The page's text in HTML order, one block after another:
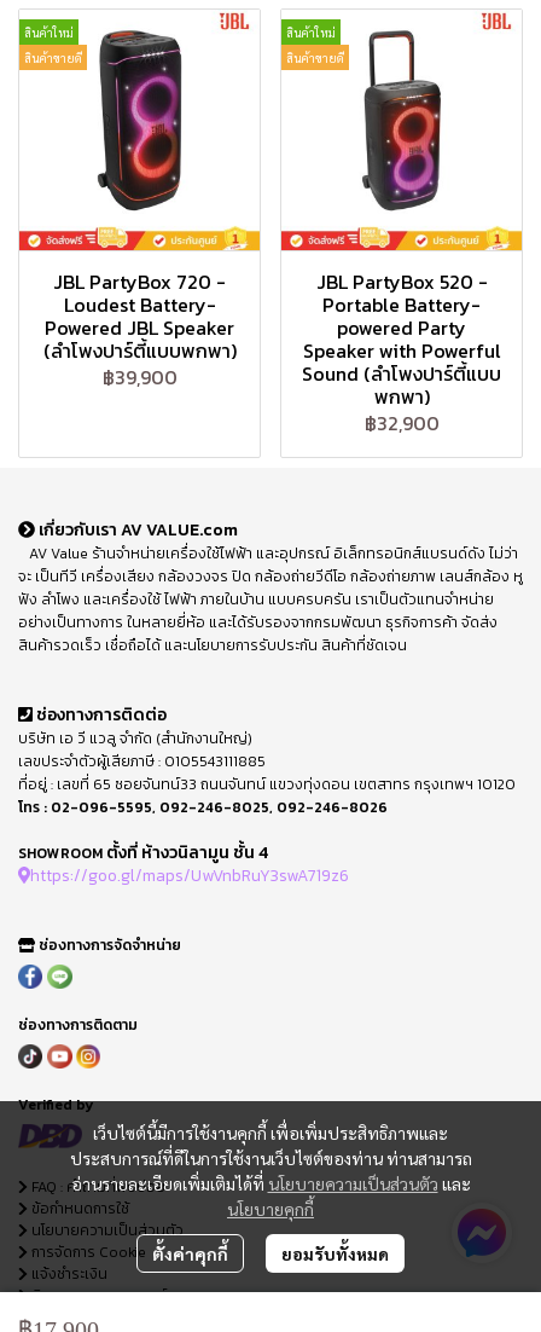
สินค้าใหม่
สินค้าขายดี
JBL PartyBox 720 -
Loudest Battery-
Powered JBL Speaker
(ลำโพงปาร์ตี้แบบพกพา)
฿39,900
สินค้าใหม่
สินค้าขายดี
JBL PartyBox 520 -
Portable Battery-
powered Party
Speaker with Powerful
Sound (ลำโพงปาร์ตี้แบบ
พกพา)
฿32,900
เว็บไซต์นี้มีการใช้งานคุกกี้ เพื่อเพิ่มประสิทธิภาพและ
ประสบการณ์ที่ดีในการใช้งานเว็บไซต์ของท่าน ท่านสามารถ
อ่านรายละเอียดเพิ่มเติมได้ที่ นโยบายความเป็นส่วนตัว และ
นโยบายคุกกี้
ตั้งค่าคุกกี้ ยอมรับทั้งหมด
เกี่ยวกับเรา AV VALUE.com
AV Value ร้านจำหน่ายเครื่องใช้ไฟฟ้า และอุปกรณ์ อิเล็กทรอนิกส์แบรนด์ดัง ไม่ว่า
จะ เป็นทีวี เครื่องเสียง กล้องวงจร ปิด กล้องถ่ายวีดีโอ กล้องถ่ายภาพ เลนส์กล้อง หู
ฟัง ลำโพง และเครื่องใช้ ไฟฟ้า ภายในบ้าน แบบครบครัน เราเป็นตัวแทนจำหน่าย
อย่างเป็นทางการ ในหลายยี่ห้อ และได้รับรองจากกรมพัฒนา ธุรกิจการค้า จัดส่ง
สินค้ารวดเร็ว เชื่อถือได้ และนโยบายการรับประกัน สินค้าที่ชัดเจน
ช่องทางการติดต่อ
บริษัท เอ วี แวลู จำกัด (สำนักงานใหญ่)
เลขประจำตัวผู้เสียภาษี : 0105543111885
ที่อยู่ : เลขที่ 65 ซอยจันทน์33 ถนนจันทน์ แขวงทุ่งดอน เขตสาทร กรุงเทพฯ 10120
โทร : 02-096-5595, 092-246-8025, 092-246-8026
SHOWROOM ตั้งที่ ห้างวนิลามูน ชั้น 4
https://goo.gl/maps/UwVnbRuY3swA719z6
ช่องทางการจัดจำหน่าย
ช่องทางการติดตาม
Verified by
FAQ : คำถามที่พบบ่อย
ข้อกำหนดการใช้
นโยบายความเป็นส่วนตัว
การจัดการ Cookie
แจ้งชำระเงิน
ติดตามสถานะออเดอร์
ใบเสนอราคา